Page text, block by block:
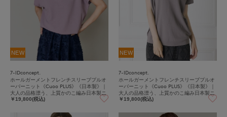
NEW
7-IDconcept.
ホールガーメントフレンチスリーブプルオ
ーバーニット《Cuoo PLUS》《日本製》｜
大人の品格漂う、上質かのこ編み日本製ニ
ット
￥19,800(税込)
NEW
7-IDconcept.
ホールガーメントフレンチスリーブプルオ
ーバーニット《Cuoo PLUS》《日本製》｜
大人の品格漂う、上質かのこ編み日本製ニ
ット
￥19,800(税込)